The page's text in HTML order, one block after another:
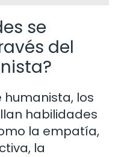
se
del
los
habilidades
la empatía,
la